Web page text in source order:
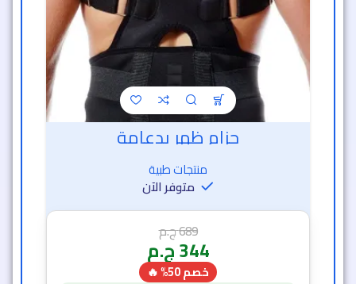
حزام ظهر بدعامة
منتجات طبية
متوفر الآن
689ج.م
344ج.م
خصم 50% 🔥